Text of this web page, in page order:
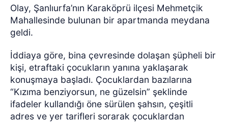
Olay, Şanlıurfa’nın Karaköprü ilçesi Mehmetçik
Mahallesinde bulunan bir apartmanda meydana
geldi.
İddiaya göre, bina çevresinde dolaşan şüpheli bir
kişi, etraftaki çocukların yanına yaklaşarak
konuşmaya başladı. Çocuklardan bazılarına
“Kızıma benziyorsun, ne güzelsin” şeklinde
ifadeler kullandığı öne sürülen şahsın, çeşitli
adres ve yer tarifleri sorarak çocuklardan